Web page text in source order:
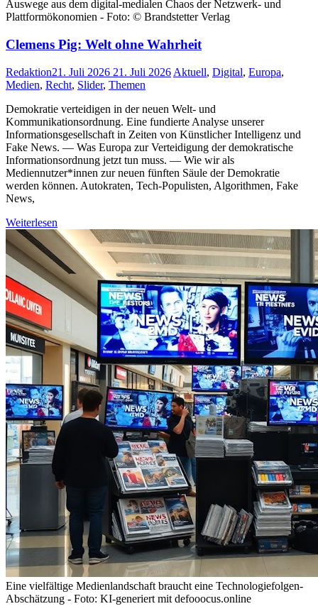
Auswege aus dem digital-medialen Chaos der Netzwerk- und
Plattformökonomien - Foto: © Brandstetter Verlag
Clemens Pig: Welt ohne Wahrheit
Redaktion21. Juli 2026 21. Juli 2026 Aktuell, Digital, Europa,
Medien, Recht, Slider, Themen
Demokratie verteidigen in der neuen Welt- und
Kommunikationsordnung. Eine fundierte Analyse unserer
Informationsgesellschaft in Zeiten von Künstlicher Intelligenz und
Fake News. — Was Europa zur Verteidigung der demokratische
Informationsordnung jetzt tun muss. — Wie wir als
Mediennutzer*innen zur neuen fünften Säule der Demokratie
werden können. Autokraten, Tech-Populisten, Algorithmen, Fake
News,
Weiterlesen
Eine vielfältige Medienlandschaft braucht eine Technologiefolgen-
Abschätzung - Foto: KI-generiert mit defooocus.online